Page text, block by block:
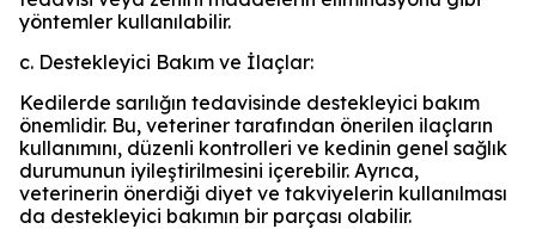
yöntemler kullanılabilir.
c. Destekleyici Bakım ve İlaçlar:
Kedilerde sarılığın tedavisinde destekleyici bakım
önemlidir. Bu, veteriner tarafından önerilen ilaçların
kullanımını, düzenli kontrolleri ve kedinin genel sağlık
durumunun iyileştirilmesini içerebilir. Ayrıca,
veterinerin önerdiği diyet ve takviyelerin kullanılması
da destekleyici bakımın bir parçası olabilir.